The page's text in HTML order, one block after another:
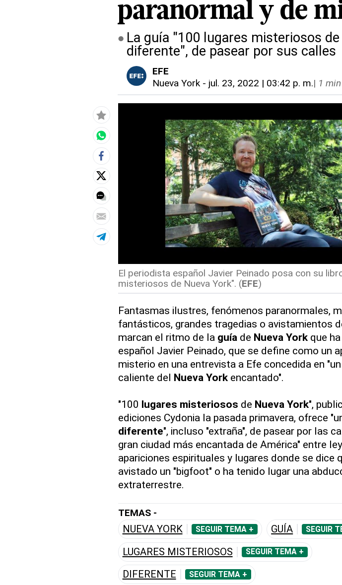
paranormal y de
La guía "100 lugares misteriosos
diferente", de pasear por sus calles
EFE
Nueva York- jul. 23, 2022 | 03:42 p. m.| 1
El periodista español Javier Peinado posa con su
misteriosos de Nueva York". (EFE)
Fantasmas ilustres, fenómenos paranormales,
fantásticos, grandes tragedias o avistamientos
marcan el ritmo de la guíade Nueva Yorkque ha
español Javier Peinado, que se define como un
misterio en una entrevista a Efe concedida en
caliente del Nueva Yorkencantado".
"100 lugares misteriosos de Nueva York",
ediciones Cydonia la pasada primavera, ofrece
diferente", incluso "extraña", de pasear por las
gran ciudad más encantada de América" entre
apariciones espirituales y lugares donde se dice
avistado un "bigfoot" o ha tenido lugar una
extraterrestre.
TEMAS -
NUEVA YORK SEGUIR TEMA + GUÍA SEGUIR
LUGARES MISTERIOSOS SEGUIR TEMA +
DIFERENTE SEGUIR TEMA +